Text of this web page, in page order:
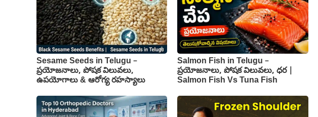
Sesame Seeds in Telugu –
ప్రయోజనాలు, పోషక విలువలు,
ఉపయోగాలు & ఆరోగ్య రహస్యాలు
Salmon Fish in Telugu –
ప్రయోజనాలు, పోషక విలువలు, ధర |
Salmon Fish Vs Tuna Fish